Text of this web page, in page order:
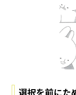
選択を前にた